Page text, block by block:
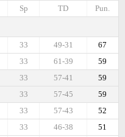
Pun.
TD
Sp
67
49-31
33
59
61-39
33
59
57-41
33
59
57-45
33
52
57-43
33
51
46-38
33